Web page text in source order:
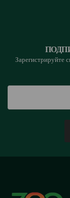
Зарегистрируйте